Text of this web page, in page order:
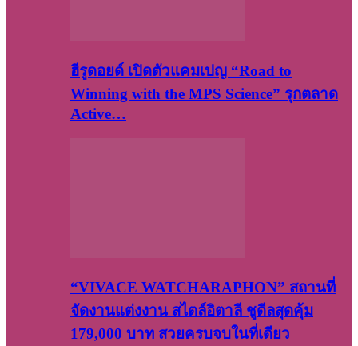
ฮีรูดอยด์ เปิดตัวแคมเปญ “Road to
Winning with the MPS Science” รุกตลาด
Active…
“VIVACE WATCHARAPHON” สถานที่
จัดงานแต่งงาน สไตล์อิตาลี ชูดีลสุดคุ้ม
179,000 บาท สวยครบจบในที่เดียว